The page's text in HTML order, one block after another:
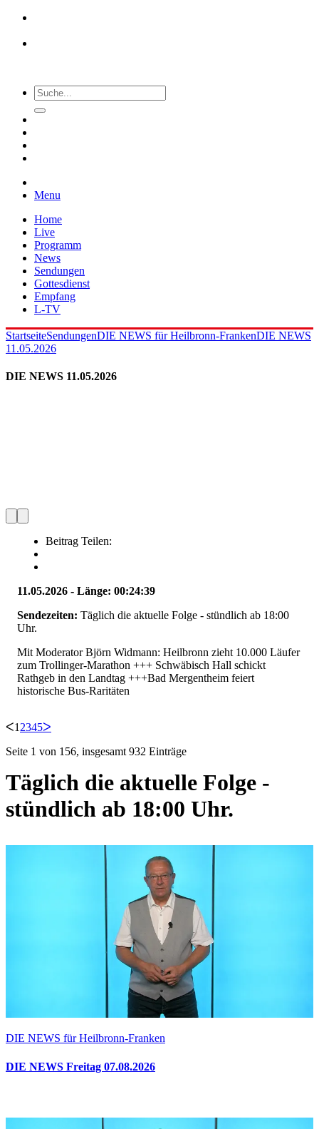
Menu
Home
Live
Programm
News
Sendungen
Gottesdienst
Empfang
L-TV
StartseiteSendungenDIE NEWS für Heilbronn-FrankenDIE NEWS
11.05.2026
DIE NEWS 11.05.2026
Beitrag Teilen:
11.05.2026 - Länge: 00:24:39
Sendezeiten: Täglich die aktuelle Folge - stündlich ab 18:00
Uhr.
Mit Moderator Björn Widmann: Heilbronn zieht 10.000 Läufer
zum Trollinger-Marathon +++ Schwäbisch Hall schickt
Rathgeb in den Landtag +++Bad Mergentheim feiert
historische Bus-Raritäten
ᐸ1 2345ᐳ
Seite 1 von 156, insgesamt 932 Einträge
Täglich die aktuelle Folge -
stündlich ab 18:00 Uhr.
DIE NEWS für Heilbronn-Franken
DIE NEWS Freitag 07.08.2026